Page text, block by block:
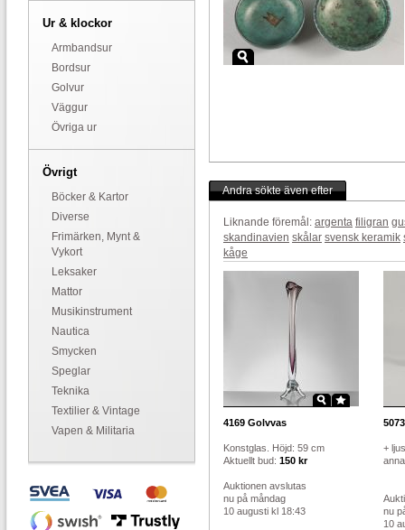
Ur & klockor
Armbandsur
Bordsur
Golvur
Väggur
Övriga ur
Övrigt
Böcker & Kartor
Diverse
Frimärken, Mynt &
Vykort
Leksaker
Mattor
Musikinstrument
Nautica
Smycken
Speglar
Teknika
Textilier & Vintage
Vapen & Militaria
Andra sökte även efter
Liknande föremål: argenta filigran
skandinavien skålar svensk keramik
kåge
4169 Golvvas
Konstglas. Höjd: 59 cm
Aktuellt bud: 150 kr
Auktionen avslutas
nu på måndag
10 augusti kl 18:43
5073
+
nu
10